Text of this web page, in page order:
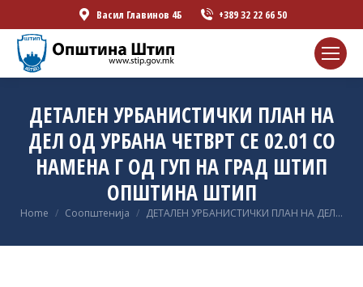
Васил Главинов 4Б +389 32 22 66 50
ДЕТАЛЕН УРБАНИСТИЧКИ ПЛАН НА
ДЕЛ ОД УРБАНА ЧЕТВРТ СЕ 02.01 СО
НАМЕНА Г ОД ГУП НА ГРАД ШТИП
ОПШТИНА ШТИП
You are here:
Home Соопштенија ДЕТАЛЕН УРБАНИСТИЧКИ ПЛАН НА ДЕЛ…